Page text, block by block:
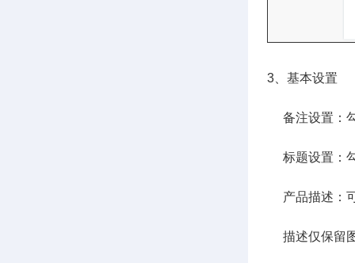
3、基本设置
备注设置：
标题设置：
产品描述：可
描述仅保留